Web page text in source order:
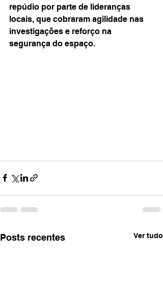
repúdio por parte de lideranças
locais, que cobraram agilidade nas
investigações e reforço na
segurança do espaço.
Posts recentes Ver tudo